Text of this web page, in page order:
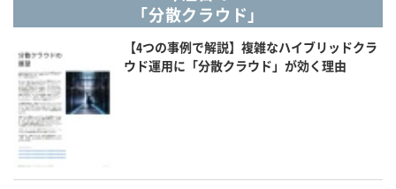
「分散クラウド」
【4つの事例で解説】複雑なハイブリッドクラ
ウド運用に「分散クラウド」が効く理由